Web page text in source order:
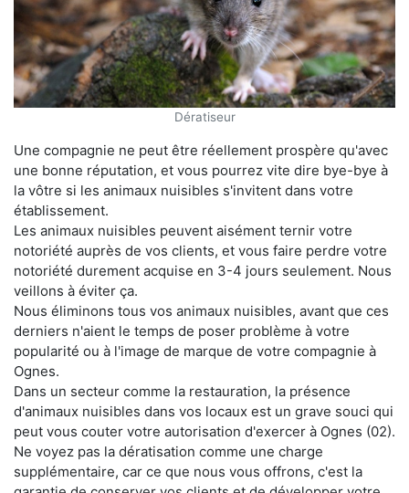
Dératiseur
Une compagnie ne peut être réellement prospère qu'avec
une bonne réputation, et vous pourrez vite dire bye-bye à
la vôtre si les animaux nuisibles s'invitent dans votre
établissement.
Les animaux nuisibles peuvent aisément ternir votre
notoriété auprès de vos clients, et vous faire perdre votre
notoriété durement acquise en 3-4 jours seulement. Nous
veillons à éviter ça.
Nous éliminons tous vos animaux nuisibles, avant que ces
derniers n'aient le temps de poser problème à votre
popularité ou à l'image de marque de votre compagnie à
Ognes.
Dans un secteur comme la restauration, la présence
d'animaux nuisibles dans vos locaux est un grave souci qui
peut vous couter votre autorisation d'exercer à Ognes (02).
Ne voyez pas la dératisation comme une charge
supplémentaire, car ce que nous vous offrons, c'est la